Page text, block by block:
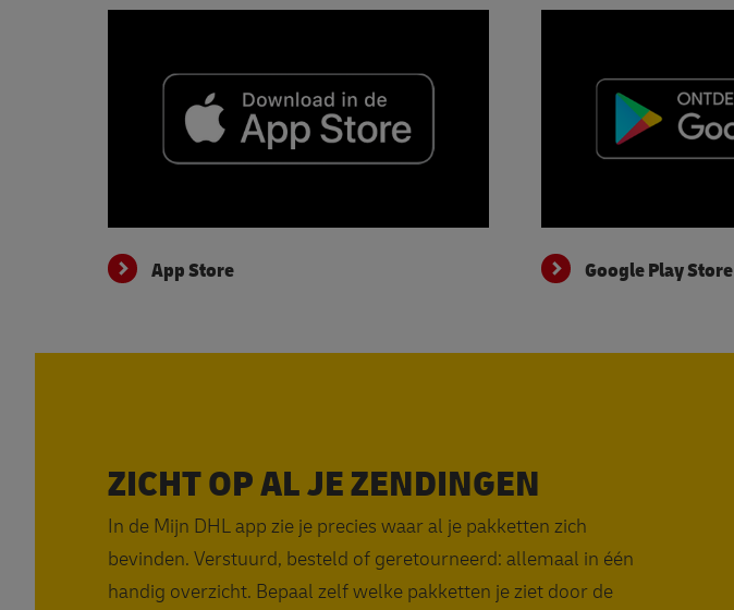
App Store
Google Play Store
ZICHT OP AL JE ZENDINGEN
In de Mijn DHL app zie je precies waar al je pakketten zich
bevinden. Verstuurd, besteld of geretourneerd: allemaal in één
handig overzicht. Bepaal zelf welke pakketten je ziet door de